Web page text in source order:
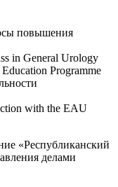
повышения
in General Urology
Programme
with the EAU
«Республиканский
делами